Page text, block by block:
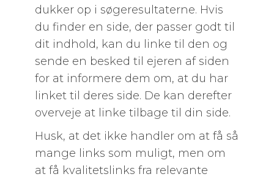
dukker op i søgeresultaterne. Hvis
du finder en side, der passer godt til
dit indhold, kan du linke til den og
sende en besked til ejeren af siden
for at informere dem om, at du har
linket til deres side. De kan derefter
overveje at linke tilbage til din side.
Husk, at det ikke handler om at få så
mange links som muligt, men om
at få kvalitetslinks fra relevante